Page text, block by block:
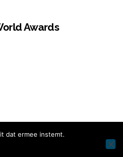
Awards
dat ermee instemt.